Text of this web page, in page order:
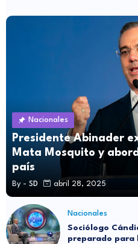
Nacionales
Presidente Abinader
Mata Mosquito y
país
By - SD abril 28, 2025
Nacionales
Sociólogo
preparado para